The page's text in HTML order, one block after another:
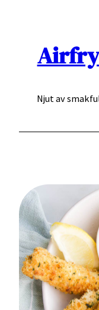
Njut av